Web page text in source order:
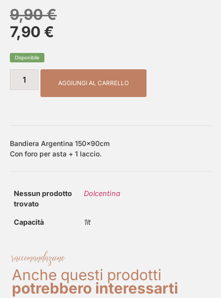
9,90€
7,90 €
Disponibile
AGGIUNGI AL CARRELLO
Bandiera Argentina 150x90cm
Con foro per asta + 1 laccio.
Nessun prodotto
trovato
Dolcentina
Capacità 1lt
raccomandazione
Anche questi prodotti
potrebbero interessarti